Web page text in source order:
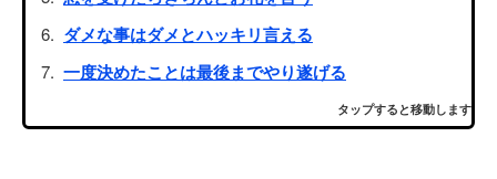
ダメな事はダメとハッキリ言える
一度決めたことは最後までやり遂げる
タップすると移動します